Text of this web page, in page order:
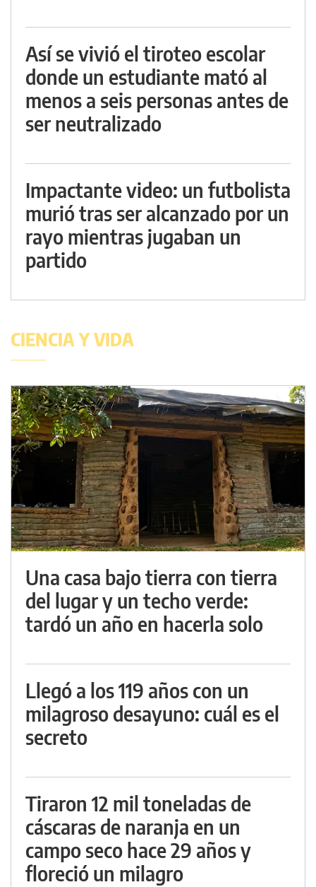
Así se vivió el tiroteo escolar
donde un estudiante mató al
menos a seis personas antes de
ser neutralizado
Impactante video: un futbolista
murió tras ser alcanzado por un
rayo mientras jugaban un
partido
CIENCIA Y VIDA
Una casa bajo tierra con tierra
del lugar y un techo verde:
tardó un año en hacerla solo
Llegó a los 119 años con un
milagroso desayuno: cuál es el
secreto
Tiraron 12 mil toneladas de
cáscaras de naranja en un
campo seco hace 29 años y
floreció un milagro